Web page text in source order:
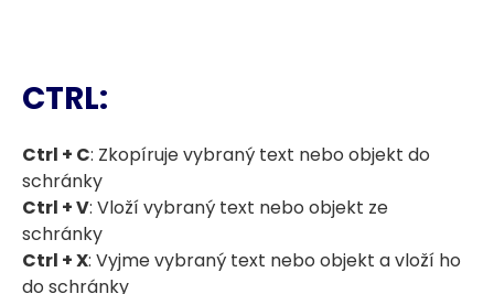
CTRL:
Ctrl + C: Zkopíruje vybraný text nebo objekt do
schránky
Ctrl + V: Vloží vybraný text nebo objekt ze
schránky
Ctrl + X: Vyjme vybraný text nebo objekt a vloží ho
do schránky